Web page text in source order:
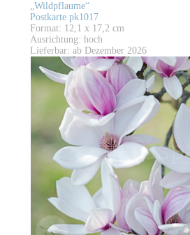
„Wildpflaume“
Postkarte pk1017
Format: 12,1 x 17,2 cm
Ausrichtung: hoch
Lieferbar: ab Dezember 2026